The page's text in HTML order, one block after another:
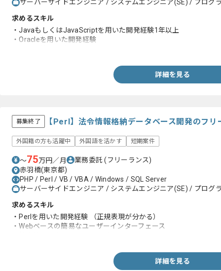
サーバーサイドエンジニア / システムエンジニア(SE) / プログ
求めるスキル
・JavaもしくはJavaScriptを用いた開発経験1年以上
・Oracleを用いた開発経験
詳細を見る
募集終了 【Perl】法令情報格納データベース開発のフ
外国籍の方も活躍中 外国語を活かす 短期案件
〜75万円／月 業務委託(フリーランス)
赤羽橋(東京都)
PHP / Perl / VB / VBA / Windows / SQL Server
サーバーサイドエンジニア / システムエンジニア(SE) / プログ
求めるスキル
・Perlを用いた開発経験 （正規表現が分かる）
・Webベースの簡易なユーザーインターフェース
詳細を見る